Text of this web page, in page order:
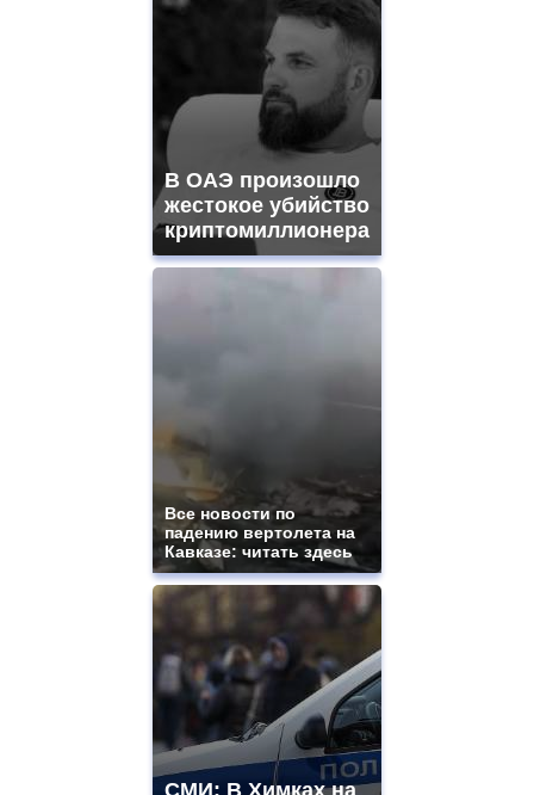
В ОАЭ произошло
жестокое убийство
криптомиллионера
Все новости по
падению вертолета на
Кавказе: читать здесь
СМИ: В Химках на